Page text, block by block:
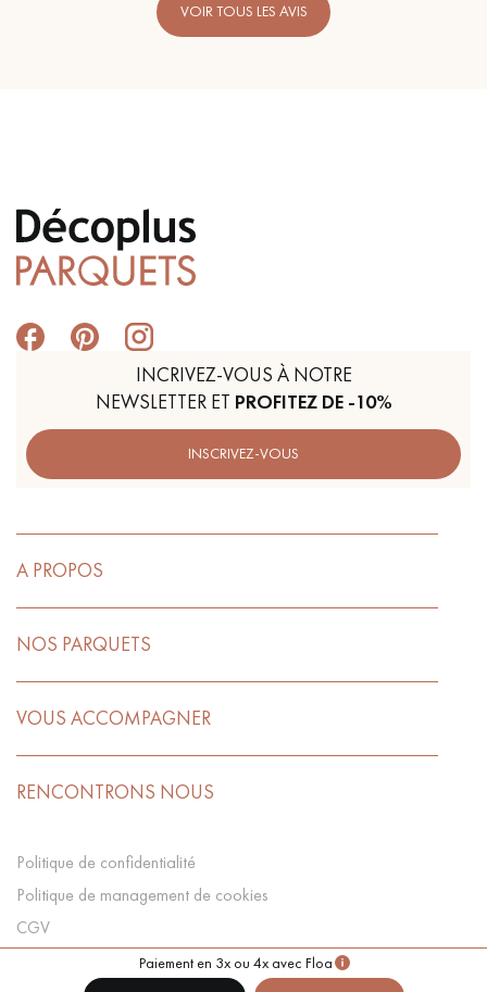
Paiement en 3x ou 4x avec Floa
VOIR TOUS LES AVIS
INCRIVEZ-VOUS À NOTRE
NEWSLETTER ET PROFITEZ DE -10%
INSCRIVEZ-VOUS
A PROPOS
NOS PARQUETS
VOUS ACCOMPAGNER
RENCONTRONS NOUS
Politique de confidentialité
Politique de management de cookies
CGV
Préférences Cookies